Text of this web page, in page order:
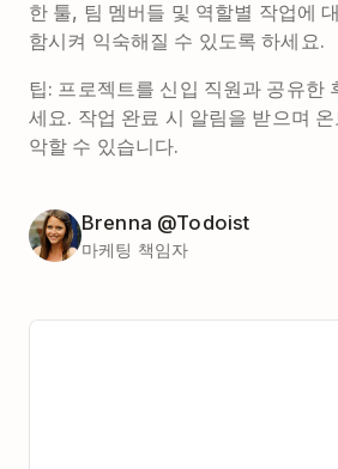
한 툴, 팀 멤버들 및 역할별 작업에
함시켜 익숙해질 수 있도록 하세요.
팁: 프로젝트를 신입 직원과 공유한
세요. 작업 완료 시 알림을 받으며
악할 수 있습니다.
Brenna @Todoist
마케팅 책임자